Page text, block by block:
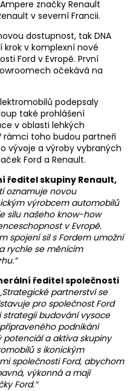
značky Renault
v severní Francii.
dostupnost, tak DNA
krok v komplexní nové
Ford v Evropě. První
očekává na
podepsaly
také prohlášení
v oblasti lehkých
rámci toho budou partneři
vývoje a výroby vybraných
Ford a Renault.
ředitel skupiny Renault,
oznamuje novou
výrobcem automobilů
sílu našeho know-how
v Evropě.
spojení sil s Fordem umožní
rychle se měnícím
ředitel společnosti
Strategické partnerství se
pro společnost Ford
strategii budování vysoce
podnikání
potenciál a aktiva skupiny
s ikonickým
společnosti Ford, abychom
výkonná a mají
Ford.“